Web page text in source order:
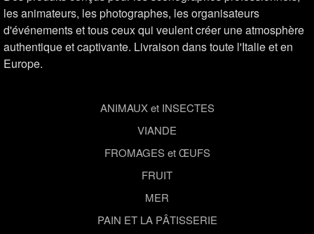
les animateurs, les photographes, les organisateurs
d'événements et tous ceux qui veulent créer une atmosphère
authentique et captivante. Livraison dans toute l'Italie et en
Europe.
ANIMAUX et INSECTES
VIANDE
FROMAGES et ŒUFS
FRUIT
MER
PAIN ET LA PÂTISSERIE